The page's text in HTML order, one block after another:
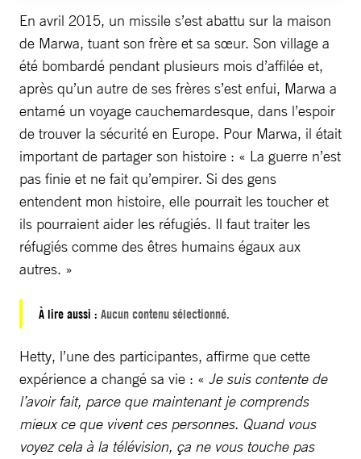
En avril 2015, un missile s’est abattu sur la maison
de Marwa, tuant son frère et sa sœur. Son village a
été bombardé pendant plusieurs mois d’affilée et,
après qu’un autre de ses frères s’est enfui, Marwa a
entamé un voyage cauchemardesque, dans l’espoir
de trouver la sécurité en Europe. Pour Marwa, il était
important de partager son histoire : « La guerre n’est
pas finie et ne fait qu’empirer. Si des gens
entendent mon histoire, elle pourrait les toucher et
ils pourraient aider les réfugiés. Il faut traiter les
réfugiés comme des êtres humains égaux aux
autres. »
À lire aussi : Aucun contenu sélectionné.
Hetty, l’une des participantes, affirme que cette
expérience a changé sa vie : « Je suis contente de
l’avoir fait, parce que maintenant je comprends
mieux ce que vivent ces personnes. Quand vous
voyez cela à la télévision, ça ne vous touche pas